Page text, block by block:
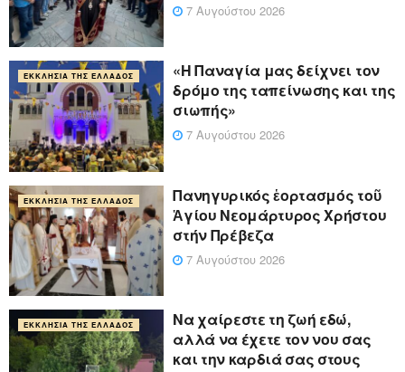
7 Αυγούστου 2026
ΕΚΚΛΗΣΊΑ ΤΗΣ ΕΛΛΆΔΟΣ
«Η Παναγία μας δείχνει τον
δρόμο της ταπείνωσης και της
σιωπής»
7 Αυγούστου 2026
ΕΚΚΛΗΣΊΑ ΤΗΣ ΕΛΛΆΔΟΣ
Πανηγυρικός ἑορτασμός τοῦ
Ἁγίου Νεομάρτυρος Χρήστου
στήν Πρέβεζα
7 Αυγούστου 2026
ΕΚΚΛΗΣΊΑ ΤΗΣ ΕΛΛΆΔΟΣ
Να χαίρεστε τη ζωή εδώ,
αλλά να έχετε τον νου σας
και την καρδιά σας στους